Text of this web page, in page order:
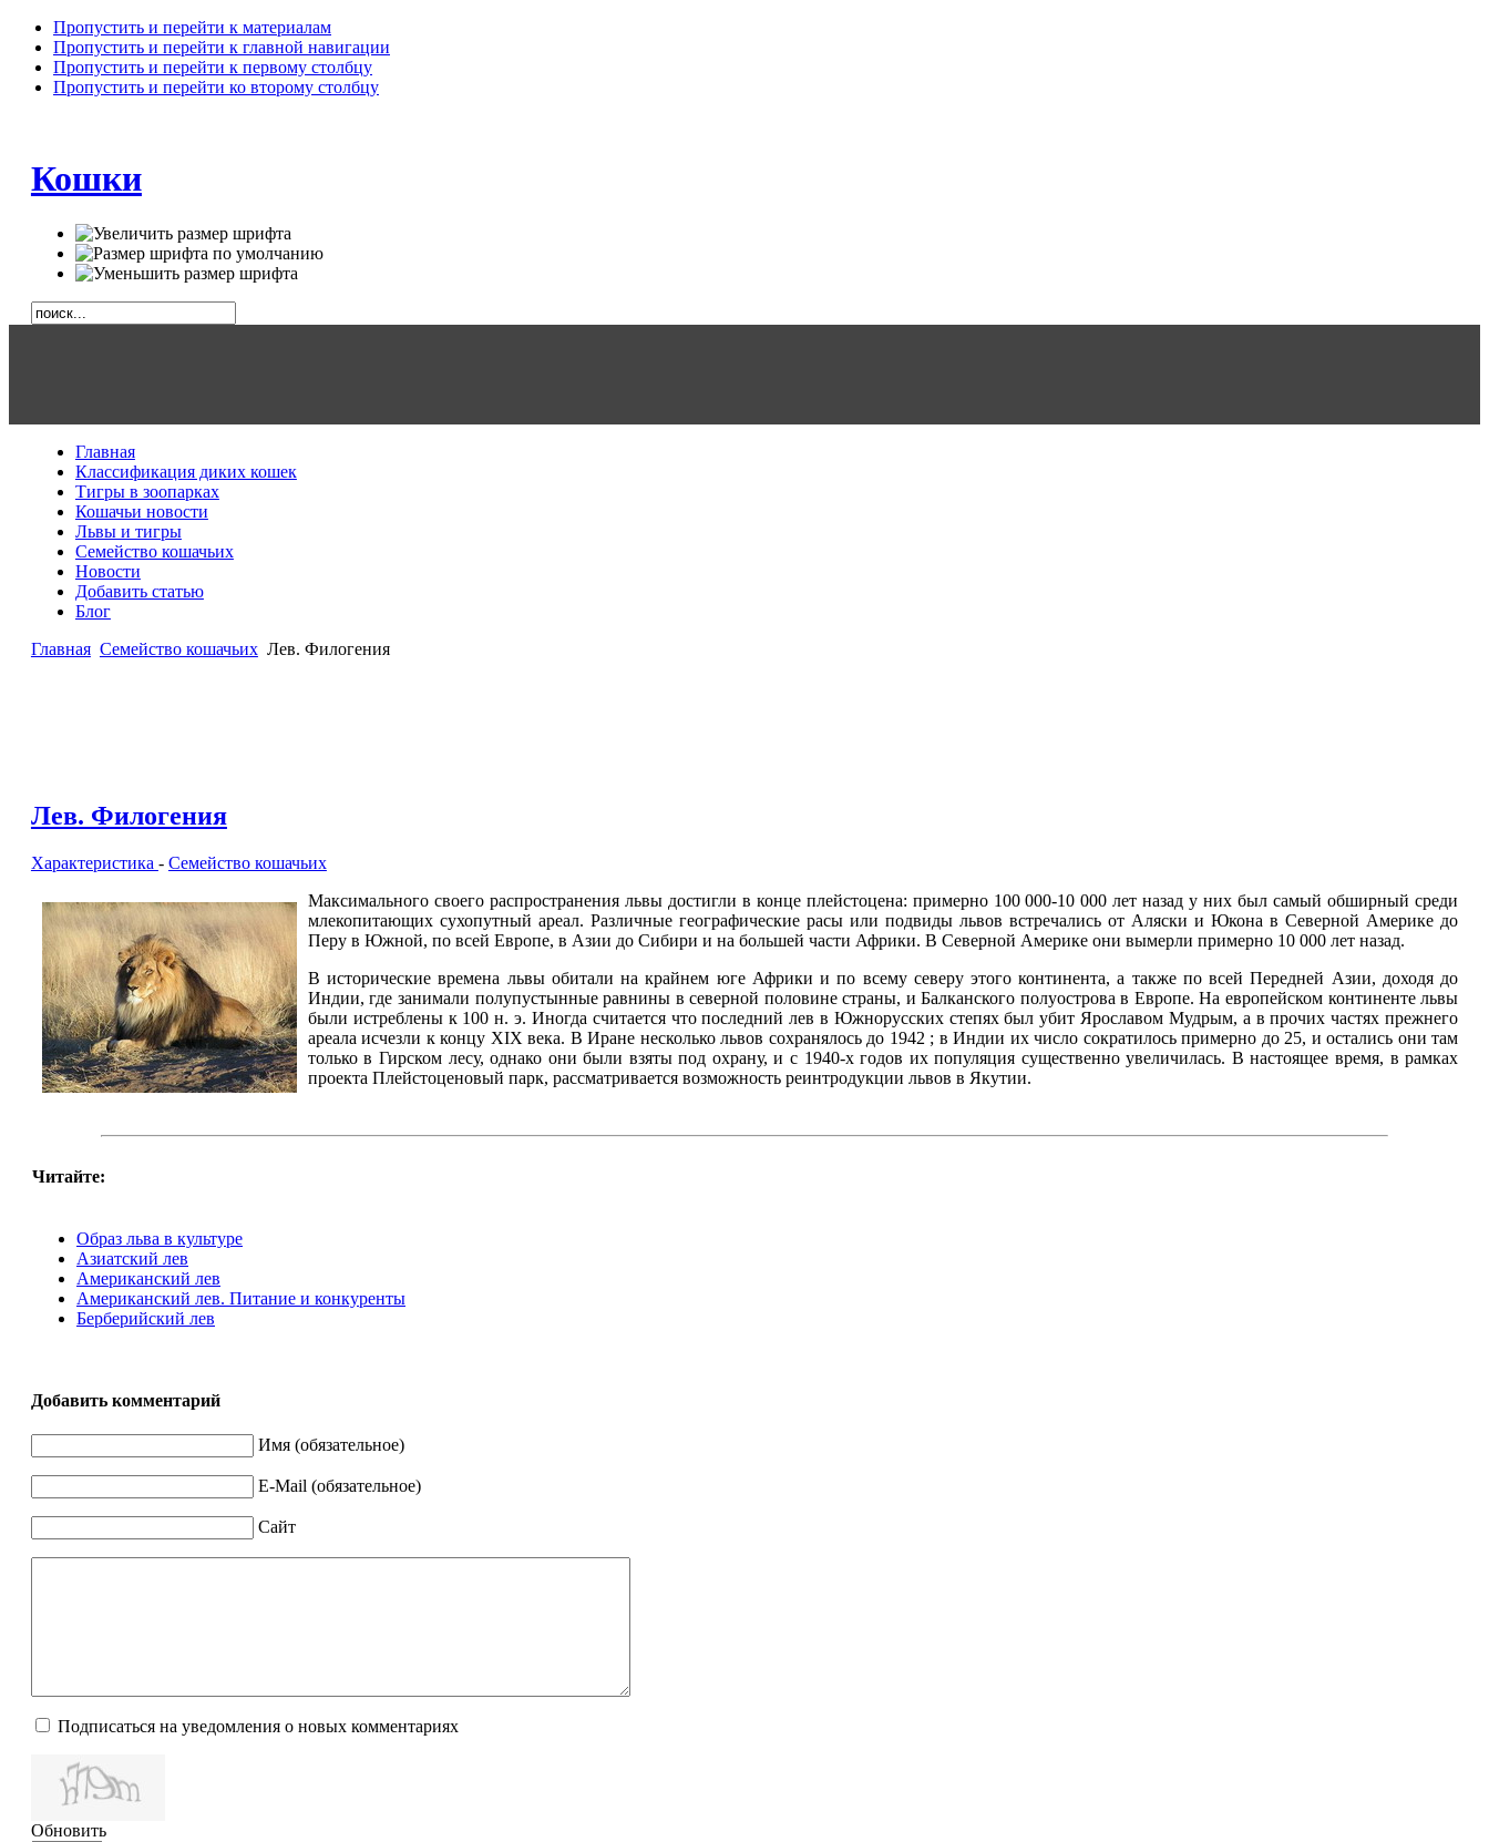
Пропустить и перейти к материалам
Пропустить и перейти к главной навигации
Пропустить и перейти к первому столбцу
Пропустить и перейти ко второму столбцу
Кошки
Главная
Классификация диких кошек
Тигры в зоопарках
Кошачьи новости
Львы и тигры
Семейство кошачьих
Новости
Добавить статью
Блог
Главная Семейство кошачьих Лев. Филогения
Лев. Филогения
Характеристика - Семейство кошачьих
Максимального своего распространения львы достигли в конце плейстоцена: примерно 100 000-10 000 лет назад у них был самый обширный среди
млекопитающих сухопутный ареал. Различные географические расы или подвиды львов встречались от Аляски и Юкона в Северной Америке до
Перу в Южной, по всей Европе, в Азии до Сибири и на большей части Африки. В Северной Америке они вымерли примерно 10 000 лет назад.
В исторические времена львы обитали на крайнем юге Африки и по всему северу этого континента, а также по всей Передней Азии, доходя до
Индии, где занимали полупустынные равнины в северной половине страны, и Балканского полуострова в Европе. На европейском континенте львы
были истреблены к 100 н. э. Иногда считается что последний лев в Южнорусских степях был убит Ярославом Мудрым, а в прочих частях прежнего
ареала исчезли к концу XIX века. В Иране несколько львов сохранялось до 1942 ; в Индии их число сократилось примерно до 25, и остались они там
только в Гирском лесу, однако они были взяты под охрану, и с 1940-х годов их популяция существенно увеличилась. В настоящее время, в рамках
проекта Плейстоценовый парк, рассматривается возможность реинтродукции львов в Якутии.
Читайте:
Образ льва в культуре
Азиатский лев
Американский лев
Американский лев. Питание и конкуренты
Берберийский лев
Добавить комментарий
Имя (обязательное)
E-Mail (обязательное)
Сайт
Подписаться на уведомления о новых комментариях
Обновить